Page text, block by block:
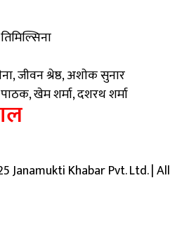
जीवन श्रेष्ठ, अशाेक सुनार
खेम शर्मा, दशरथ शर्मा
Janamukti Khabar Pvt. Ltd. | All